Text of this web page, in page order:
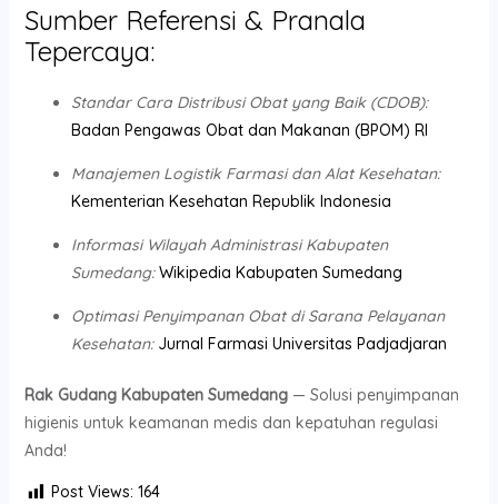
Sumber Referensi & Pranala
Tepercaya:
Standar Cara Distribusi Obat yang Baik (CDOB):
Badan Pengawas Obat dan Makanan (BPOM) RI
Manajemen Logistik Farmasi dan Alat Kesehatan:
Kementerian Kesehatan Republik Indonesia
Informasi Wilayah Administrasi Kabupaten
Sumedang: Wikipedia Kabupaten Sumedang
Optimasi Penyimpanan Obat di Sarana Pelayanan
Kesehatan: Jurnal Farmasi Universitas Padjadjaran
Rak Gudang Kabupaten Sumedang— Solusi penyimpanan
higienis untuk keamanan medis dan kepatuhan regulasi
Anda!
Post Views: 164